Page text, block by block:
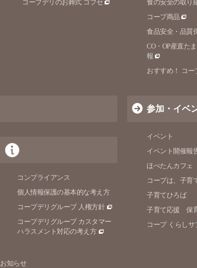
コープデリのお葬式 コプセ
食の安全の取り
コープ商品
食品安全・品質
CO・OP産直た
報
おすすめ！ コー
コンプライアンス
個人情報保護の基本的な考え方
コープデリグループ 人権方針
コープデリグループ カスタマー
ハラスメント対応の考え方
参加・イベ
イベント
イベント開催報
ほぺたんカフェ
コープは、子育
子育てひろば
子育て応援 保
コープ くらしサ
お知らせ